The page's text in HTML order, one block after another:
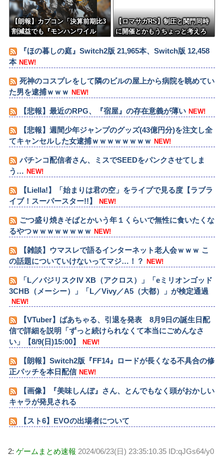
【朗報】カプコン「決算前期比3
割減益でも『モンハンワイル
【ロマサガRS】制圧と関門同時
に開催とかもうちょっと考えろ
『ほの暮しの庭』Switch2版 21,965本、Switch版 12,458
本 NEW!
死神のコスプレをして隣のビルの屋上から病院を眺めてい
た男を逮捕ｗｗｗ NEW!
【悲報】最近のRPG、『宿屋』の存在意義が薄い NEW!
【悲報】週間少年ジャンプのグッズ(43億円分)を注文し全
てキャンセルした女逮捕ｗｗｗｗｗｗｗｗ NEW!
パチンコ配信者さん、ミスでSEEDをパンクさせてしま
う… NEW!
【Liella!】「始まりは君の空」をライブで見る度【ラブラ
イブ！スーパースター!!】
NEW!
ごつ盛り焼きそばとかいう年１くらいで無性に食いたくな
るやつｗｗｗｗｗｗｗｗ NEW!
【雑談】ウマスレで語るインターネット老人会ｗｗｗ こ
の話題についていけないってマジ…！？ NEW!
「L／バジリスクIV XB（アクロス）」「eミリオンゴッド
3CHB（メーシー）」「L／Vivy／A5（大都）」が検定通過
NEW!
【VTuber】ばあちゃる、引退を発表 8月9日の誕生日配
信で詳細を説明「ずっと続けられなくて本当にごめんなさ
い」【8/9(日)15:00】
NEW!
【朗報】Switch2版『FF14』ロードが長くなる不具合の修
正パッチを本日配信 NEW!
【画像】『美味しんぼ』さん、とんでもなく頭がおかしい
キャラが発見される
【スト6】EVOの出場者について
2: ゲームまとめ速報 2024/06/23(日) 23:35:10.35 ID:qJGs64/y0